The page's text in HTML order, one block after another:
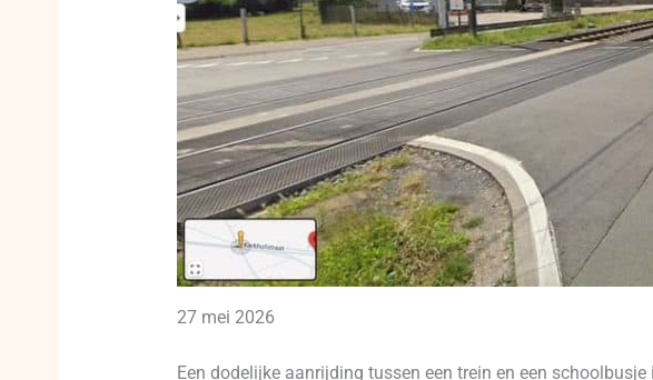
27 mei 2026
Een dodelijke aanrijding tussen een trein en een